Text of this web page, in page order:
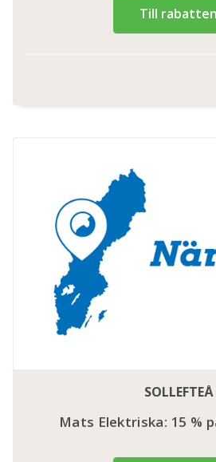
Till rabatten
SOLLEFTEÅ
Mats Elektriska: 15 %